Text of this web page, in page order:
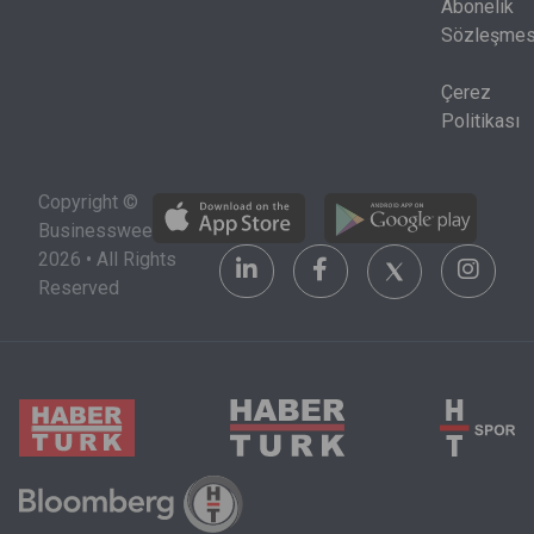
okunmak
Abonelik
Çerez
Politikası
Copyright ©
Businessweek
2026 • All Rights
Reserved